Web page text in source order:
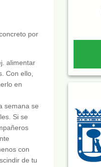
por
alimentar
Con ello,
en
semana se
Si se
con
de tu